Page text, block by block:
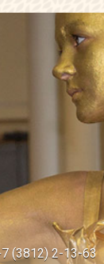
(3812) 2-13-63